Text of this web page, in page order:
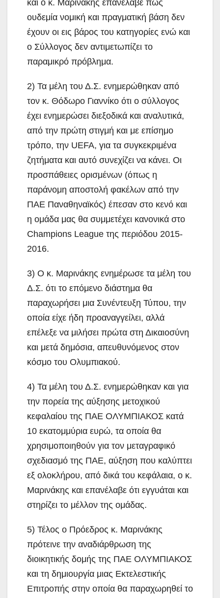
και ο κ. Μαρινάκης επανέλαβε πως
ουδεμία νομική και πραγματική βάση δεν
έχουν οι εις βάρος του κατηγορίες ενώ και
ο Σύλλογος δεν αντιμετωπίζει το
παραμικρό πρόβλημα.
2) Τα μέλη του Δ.Σ. ενημερώθηκαν από
τον κ. Θόδωρο Γιαννίκο ότι ο σύλλογος
έχει ενημερώσει διεξοδικά και αναλυτικά,
από την πρώτη στιγμή και με επίσημο
τρόπο, την UEFA, για τα συγκεκριμένα
ζητήματα και αυτό συνεχίζει να κάνει. Οι
προσπάθειες ορισμένων (όπως η
παράνομη αποστολή φακέλων από την
ΠΑΕ Παναθηναϊκός) έπεσαν στο κενό και
η ομάδα μας θα συμμετέχει κανονικά στο
Champions League της περιόδου 2015-
2016.
3) Ο κ. Μαρινάκης ενημέρωσε τα μέλη του
Δ.Σ. ότι το επόμενο διάστημα θα
παραχωρήσει μια Συνέντευξη Τύπου, την
οποία είχε ήδη προαναγγείλει, αλλά
επέλεξε να μιλήσει πρώτα στη Δικαιοσύνη
και μετά δημόσια, απευθυνόμενος στον
κόσμο του Ολυμπιακού.
4) Τα μέλη του Δ.Σ. ενημερώθηκαν και για
την πορεία της αύξησης μετοχικού
κεφαλαίου της ΠΑΕ ΟΛΥΜΠΙΑΚΟΣ κατά
10 εκατομμύρια ευρώ, τα οποία θα
χρησιμοποιηθούν για τον μεταγραφικό
σχεδιασμό της ΠΑΕ, αύξηση που καλύπτει
εξ ολοκλήρου, από δικά του κεφάλαια, ο κ.
Μαρινάκης και επανέλαβε ότι εγγυάται και
στηρίζει το μέλλον της ομάδας.
5) Τέλος ο Πρόεδρος κ. Μαρινάκης
πρότεινε την αναδιάρθρωση της
διοικητικής δομής της ΠΑΕ ΟΛΥΜΠΙΑΚΟΣ
και τη δημιουργία μιας Εκτελεστικής
Επιτροπής στην οποία θα παραχωρηθεί το